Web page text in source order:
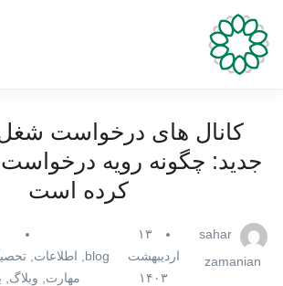
کانال های درخواست
جدید: چگونه رویه
کرده است
sahar
zamanian
۱۳
اردیبهشت
۱۴۰۳
blog اطلاعات
مهارت
وبلاگ